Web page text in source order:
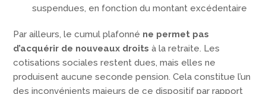
suspendues, en fonction du montant excédentaire
Par ailleurs, le cumul plafonné ne permet pas
d’acquérir de nouveaux droits à la retraite. Les
cotisations sociales restent dues, mais elles ne
produisent aucune seconde pension. Cela constitue l’un
des inconvénients majeurs de ce dispositif par rapport